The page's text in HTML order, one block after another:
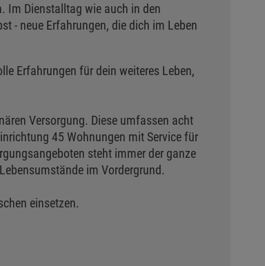
Im Dienstalltag wie auch in den
- neue Erfahrungen, die dich im Leben
Erfahrungen für dein weiteres Leben,
Versorgung. Diese umfassen acht
45 Wohnungen mit Service für
steht immer der ganze
im Vordergrund.
einsetzen.